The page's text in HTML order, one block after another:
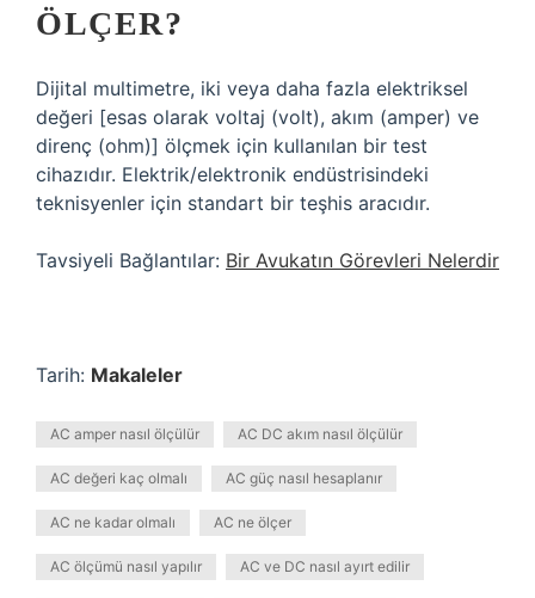
ÖLÇER?
Dijital multimetre, iki veya daha fazla elektriksel
değeri [esas olarak voltaj (volt), akım (amper) ve
direnç (ohm)] ölçmek için kullanılan bir test
cihazıdır. Elektrik/elektronik endüstrisindeki
teknisyenler için standart bir teşhis aracıdır.
Tavsiyeli Bağlantılar: Bir Avukatın Görevleri Nelerdir
Tarih: Makaleler
AC amper nasıl ölçülür AC DC akım nasıl ölçülür
AC değeri kaç olmalı AC güç nasıl hesaplanır
AC ne kadar olmalı AC ne ölçer
AC ölçümü nasıl yapılır AC ve DC nasıl ayırt edilir